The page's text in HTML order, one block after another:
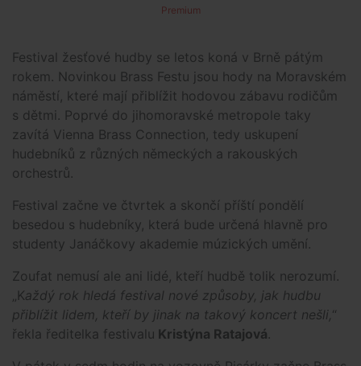
Premium
Festival žesťové hudby se letos koná v Brně pátým
rokem. Novinkou Brass Festu jsou hody na Moravském
náměstí, které mají přiblížit hodovou zábavu rodičům
s dětmi. Poprvé do jihomoravské metropole taky
zavítá Vienna Brass Connection, tedy uskupení
hudebníků z různých německých a rakouských
orchestrů.
Festival začne ve čtvrtek a skončí příští pondělí
besedou s hudebníky, která bude určená hlavně pro
studenty Janáčkovy akademie múzických umění.
Zoufat nemusí ale ani lidé, kteří hudbě tolik nerozumí.
„Každý rok hledá festival nové způsoby, jak hudbu
přiblížit lidem, kteří by jinak na takový koncert nešli, “
řekla ředitelka festivalu Kristýna Ratajová.